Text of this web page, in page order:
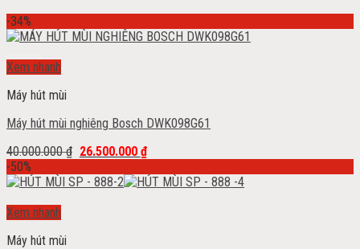
-34%
Xem nhanh
Máy hút mùi
Máy hút mùi nghiêng Bosch DWK098G61
40.000.000₫ 26.500.000 ₫
-50%
Xem nhanh
Máy hút mùi